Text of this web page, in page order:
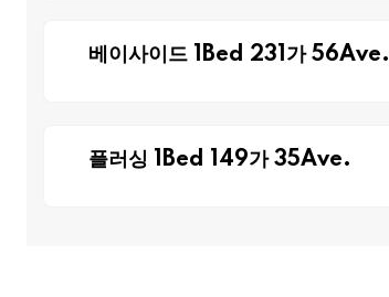
베이사이드 1Bed 231가 56Ave.
플러싱 1Bed 149가 35Ave.